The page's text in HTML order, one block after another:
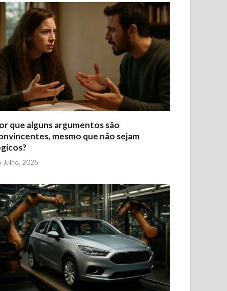
que alguns argumentos são
mesmo que não sejam
Julho, 2025